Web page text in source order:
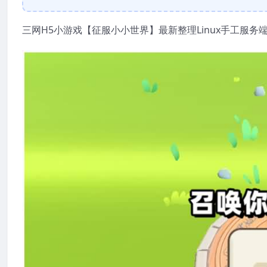
三网H5小游戏【征服小小世界】最新整理Linux手工服务